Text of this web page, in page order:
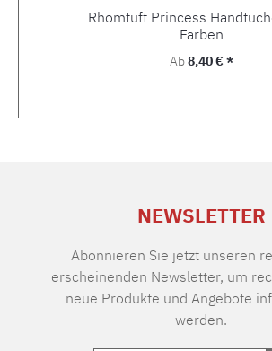
Rhomtuft Princess
Farben
Regulärer Preis:
Ab8,40 € *
NEWSLETTER
Abonnieren Sie jetzt unseren
erscheinenden Newsletter, um
neue Produkte und Angebote
werden.